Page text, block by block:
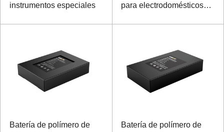
instrumentos especiales
para electrodomésticos
Batería de polímero de
Batería de polímero de